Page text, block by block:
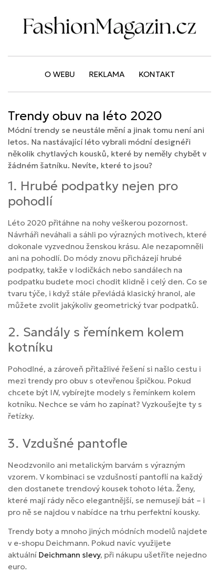
O WEBU REKLAMA KONTAKT
Trendy obuv na léto 2020
Módní trendy se neustále mění a jinak tomu není ani
letos. Na nastávající léto vybrali módní designéři
několik chytlavých kousků, které by neměly chybět v
žádném šatníku. Nevíte, které to jsou?
1. Hrubé podpatky nejen pro
pohodlí
Léto 2020 přitáhne na nohy veškerou pozornost.
Návrháři neváhali a sáhli po výrazných motivech, které
dokonale vyzvednou ženskou krásu. Ale nezapomněli
ani na pohodlí. Do módy znovu přicházejí hrubé
podpatky, takže v lodičkách nebo sandálech na
podpatku budete moci chodit klidně i celý den. Co se
tvaru týče, i když stále převládá klasický hranol, ale
můžete zvolit jakýkoliv geometrický tvar podpatků.
2. Sandály s řemínkem kolem
kotníku
Pohodlné, a zároveň přitažlivé řešení si našlo cestu i
mezi trendy pro obuv s otevřenou špičkou. Pokud
chcete být IN, vybírejte modely s řemínkem kolem
kotníku. Nechce se vám ho zapínat? Vyzkoušejte ty s
řetízky.
3. Vzdušné pantofle
Neodzvonilo ani metalickým barvám s výrazným
vzorem. V kombinaci se vzdušností pantoflí na každý
den dostanete trendový kousek tohoto léta. Ženy,
které mají rády něco elegantnější, se nemusejí bát – i
pro ně se najdou v nabídce na trhu perfektní kousky.
Trendy boty a mnoho jiných módních modelů najdete
v e-shopu Deichmann. Pokud navíc využijete
aktuální Deichmann slevy, při nákupu ušetříte nejedno
euro.